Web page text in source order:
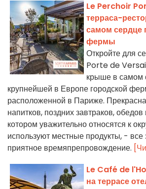
Le Perchoir
терраса-
самом сердце
фермы
Откройте для
Porte de
крыше в самом
крупнейшей в Европе городской
расположенной в Париже.
напитков, поздних завтраков,
котором уважительно относятся к
используют местные продукты, - все
приятное времяпрепровождение.
Le Café de
на террасе